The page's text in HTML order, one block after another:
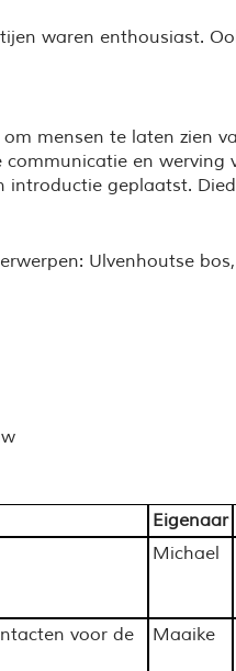
waren enthousiast.
mensen te laten zien
en
geplaatst.
Ulvenhoutse
Eigenaar
Michael
voor de
Maaike